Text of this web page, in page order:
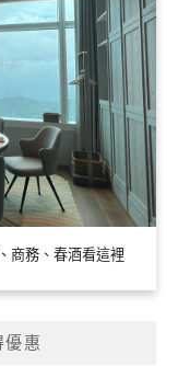
商務、春酒看這裡
優惠